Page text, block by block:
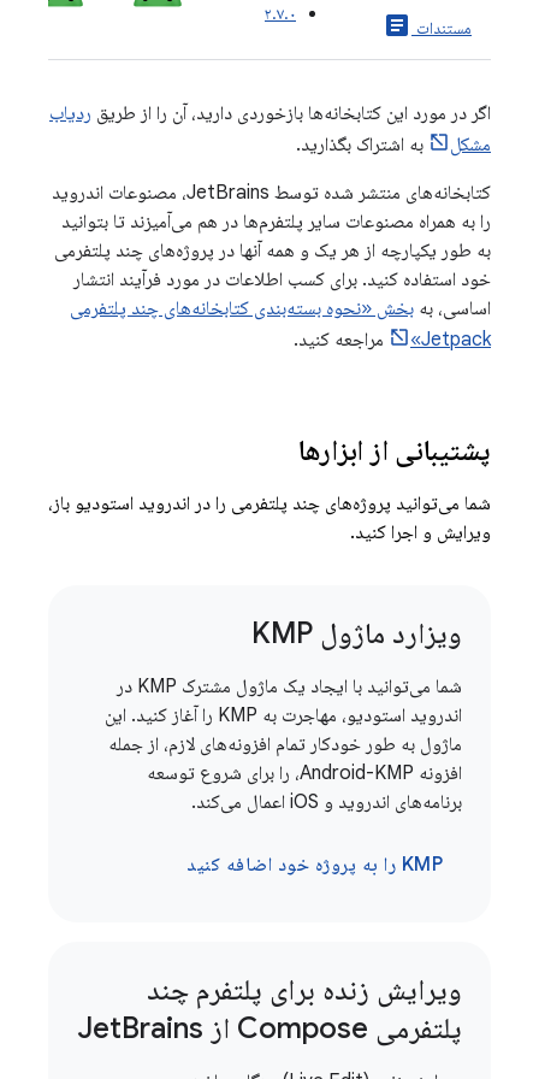
مستندات article
۲.۷.۰
اگر در مورد این کتابخانه‌ها بازخوردی دارید، آن را از طریق ردیاب
مشکل
به اشتراک بگذارید.
کتابخانه‌های منتشر شده توسط JetBrains، مصنوعات اندروید
را به همراه مصنوعات سایر پلتفرم‌ها در هم می‌آمیزند تا بتوانید
به طور یکپارچه از هر یک و همه آنها در پروژه‌های چند پلتفرمی
خود استفاده کنید. برای کسب اطلاعات در مورد فرآیند انتشار
اساسی، به بخش «نحوه بسته‌بندی کتابخانه‌های چند پلتفرمی
Jetpack»
مراجعه کنید.
پشتیبانی از ابزارها
شما می‌توانید پروژه‌های چند پلتفرمی را در اندروید استودیو باز،
ویرایش و اجرا کنید.
ویزارد ماژول KMP
شما می‌توانید با ایجاد یک ماژول مشترک KMP در
اندروید استودیو، مهاجرت به KMP را آغاز کنید. این
ماژول به طور خودکار تمام افزونه‌های لازم، از جمله
افزونه Android-KMP، را برای شروع توسعه
برنامه‌های اندروید و iOS اعمال می‌کند.
KMP را به پروژه خود اضافه کنید
ویرایش زنده برای پلتفرم چند
پلتفرمی Compose از Jet
Brains